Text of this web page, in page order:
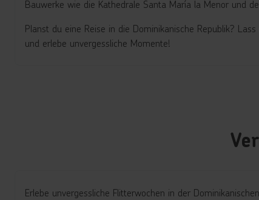
Bauwerke wie die Kathedrale Santa María la Menor und
Planst du eine Reise in die Dominikanische Republik?
und erlebe unvergessliche Momente!
Erlebe unvergessliche Flitterwochen in der